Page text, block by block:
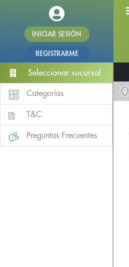
INICIAR SESIÓN
REGISTRARME
Seleccionar sucursal
Categorías
T&C
Preguntas Frecuentes